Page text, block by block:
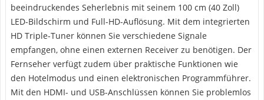
beeindruckendes Seherlebnis mit seinem 100 cm (40 Zoll)
LED-Bildschirm und Full-HD-Auflösung. Mit dem integrierten
HD Triple-Tuner können Sie verschiedene Signale
empfangen, ohne einen externen Receiver zu benötigen. Der
Fernseher verfügt zudem über praktische Funktionen wie
den Hotelmodus und einen elektronischen Programmführer.
Mit den HDMI- und USB-Anschlüssen können Sie problemlos